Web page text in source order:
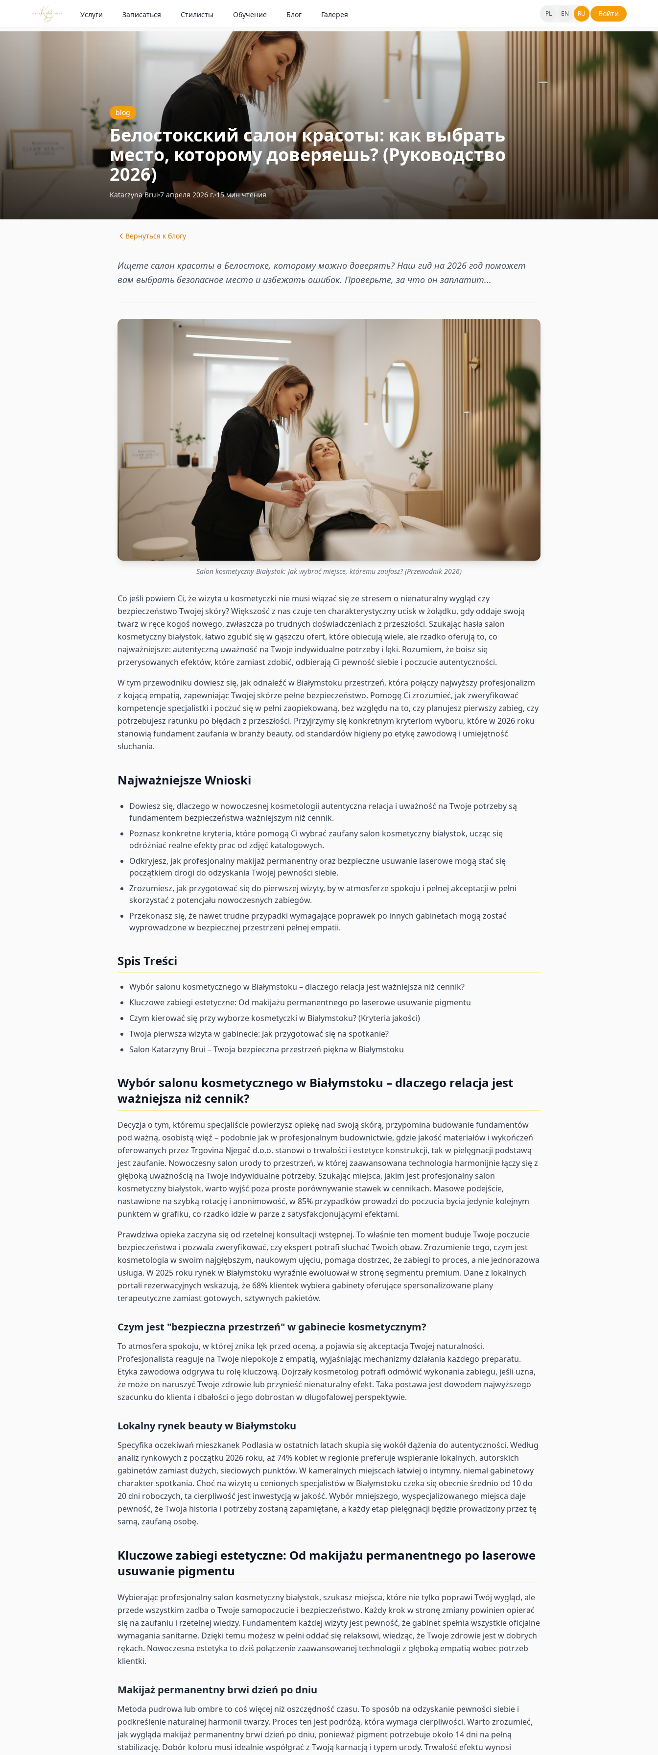
Услуги Записаться Стилисты Обучение Блог Галерея PL EN RU Войти
blog
Белостокский салон красоты: как выбрать
место, которому доверяешь? (Руководство
2026)
Katarzyna Brui 7 апреля 2026 г. 15 мин чтения
Вернуться к блогу
Ищете салон красоты в Белостоке, которому можно доверять? Наш гид на 2026 год поможет
вам выбрать безопасное место и избежать ошибок. Проверьте, за что он заплатит...
Salon kosmetyczny Białystok: Jak wybrać miejsce, któremu zaufasz? (Przewodnik 2026)
Co jeśli powiem Ci, że wizyta u kosmetyczki nie musi wiązać się ze stresem o nienaturalny wygląd czy
bezpieczeństwo Twojej skóry? Większość z nas czuje ten charakterystyczny ucisk w żołądku, gdy oddaje swoją
twarz w ręce kogoś nowego, zwłaszcza po trudnych doświadczeniach z przeszłości. Szukając hasła salon
kosmetyczny białystok, łatwo zgubić się w gąszczu ofert, które obiecują wiele, ale rzadko oferują to, co
najważniejsze: autentyczną uważność na Twoje indywidualne potrzeby i lęki. Rozumiem, że boisz się
przerysowanych efektów, które zamiast zdobić, odbierają Ci pewność siebie i poczucie autentyczności.
W tym przewodniku dowiesz się, jak odnaleźć w Białymstoku przestrzeń, która połączy najwyższy profesjonalizm
z kojącą empatią, zapewniając Twojej skórze pełne bezpieczeństwo. Pomogę Ci zrozumieć, jak zweryfikować
kompetencje specjalistki i poczuć się w pełni zaopiekowaną, bez względu na to, czy planujesz pierwszy zabieg, czy
potrzebujesz ratunku po błędach z przeszłości. Przyjrzymy się konkretnym kryteriom wyboru, które w 2026 roku
stanowią fundament zaufania w branży beauty, od standardów higieny po etykę zawodową i umiejętność
słuchania.
Najważniejsze Wnioski
Dowiesz się, dlaczego w nowoczesnej kosmetologii autentyczna relacja i uważność na Twoje potrzeby są
fundamentem bezpieczeństwa ważniejszym niż cennik.
Poznasz konkretne kryteria, które pomogą Ci wybrać zaufany salon kosmetyczny białystok, ucząc się
odróżniać realne efekty prac od zdjęć katalogowych.
Odkryjesz, jak profesjonalny makijaż permanentny oraz bezpieczne usuwanie laserowe mogą stać się
początkiem drogi do odzyskania Twojej pewności siebie.
Zrozumiesz, jak przygotować się do pierwszej wizyty, by w atmosferze spokoju i pełnej akceptacji w pełni
skorzystać z potencjału nowoczesnych zabiegów.
Przekonasz się, że nawet trudne przypadki wymagające poprawek po innych gabinetach mogą zostać
wyprowadzone w bezpiecznej przestrzeni pełnej empatii.
Spis Treści
Wybór salonu kosmetycznego w Białymstoku – dlaczego relacja jest ważniejsza niż cennik?
Kluczowe zabiegi estetyczne: Od makijażu permanentnego po laserowe usuwanie pigmentu
Czym kierować się przy wyborze kosmetyczki w Białymstoku? (Kryteria jakości)
Twoja pierwsza wizyta w gabinecie: Jak przygotować się na spotkanie?
Salon Katarzyny Brui – Twoja bezpieczna przestrzeń piękna w Białymstoku
Wybór salonu kosmetycznego w Białymstoku – dlaczego relacja jest
ważniejsza niż cennik?
Decyzja o tym, któremu specjaliście powierzysz opiekę nad swoją skórą, przypomina budowanie fundamentów
pod ważną, osobistą więź – podobnie jak w profesjonalnym budownictwie, gdzie jakość materiałów i wykończeń
oferowanych przez Trgovina Njegač d.o.o. stanowi o trwałości i estetyce konstrukcji, tak w pielęgnacji podstawą
jest zaufanie. Nowoczesny salon urody to przestrzeń, w której zaawansowana technologia harmonijnie łączy się z
głęboką uważnością na Twoje indywidualne potrzeby. Szukając miejsca, jakim jest profesjonalny salon
kosmetyczny białystok, warto wyjść poza proste porównywanie stawek w cennikach. Masowe podejście,
nastawione na szybką rotację i anonimowość, w 85% przypadków prowadzi do poczucia bycia jedynie kolejnym
punktem w grafiku, co rzadko idzie w parze z satysfakcjonującymi efektami.
Prawdziwa opieka zaczyna się od rzetelnej konsultacji wstępnej. To właśnie ten moment buduje Twoje poczucie
bezpieczeństwa i pozwala zweryfikować, czy ekspert potrafi słuchać Twoich obaw. Zrozumienie tego, czym jest
kosmetologia w swoim najgłębszym, naukowym ujęciu, pomaga dostrzec, że zabiegi to proces, a nie jednorazowa
usługa. W 2025 roku rynek w Białymstoku wyraźnie ewoluował w stronę segmentu premium. Dane z lokalnych
portali rezerwacyjnych wskazują, że 68% klientek wybiera gabinety oferujące spersonalizowane plany
terapeutyczne zamiast gotowych, sztywnych pakietów.
Czym jest "bezpieczna przestrzeń" w gabinecie kosmetycznym?
To atmosfera spokoju, w której znika lęk przed oceną, a pojawia się akceptacja Twojej naturalności.
Profesjonalista reaguje na Twoje niepokoje z empatią, wyjaśniając mechanizmy działania każdego preparatu.
Etyka zawodowa odgrywa tu rolę kluczową. Dojrzały kosmetolog potrafi odmówić wykonania zabiegu, jeśli uzna,
że może on naruszyć Twoje zdrowie lub przynieść nienaturalny efekt. Taka postawa jest dowodem najwyższego
szacunku do klienta i dbałości o jego dobrostan w długofalowej perspektywie.
Lokalny rynek beauty w Białymstoku
Specyfika oczekiwań mieszkanek Podlasia w ostatnich latach skupia się wokół dążenia do autentyczności. Według
analiz rynkowych z początku 2026 roku, aż 74% kobiet w regionie preferuje wspieranie lokalnych, autorskich
gabinetów zamiast dużych, sieciowych punktów. W kameralnych miejscach łatwiej o intymny, niemal gabinetowy
charakter spotkania. Choć na wizytę u cenionych specjalistów w Białymstoku czeka się obecnie średnio od 10 do
20 dni roboczych, ta cierpliwość jest inwestycją w jakość. Wybór mniejszego, wyspecjalizowanego miejsca daje
pewność, że Twoja historia i potrzeby zostaną zapamiętane, a każdy etap pielęgnacji będzie prowadzony przez tę
samą, zaufaną osobę.
Kluczowe zabiegi estetyczne: Od makijażu permanentnego po laserowe
usuwanie pigmentu
Wybierając profesjonalny salon kosmetyczny białystok, szukasz miejsca, które nie tylko poprawi Twój wygląd, ale
przede wszystkim zadba o Twoje samopoczucie i bezpieczeństwo. Każdy krok w stronę zmiany powinien opierać
się na zaufaniu i rzetelnej wiedzy. Fundamentem każdej wizyty jest pewność, że gabinet spełnia wszystkie oficjalne
wymagania sanitarne. Dzięki temu możesz w pełni oddać się relaksowi, wiedząc, że Twoje zdrowie jest w dobrych
rękach. Nowoczesna estetyka to dziś połączenie zaawansowanej technologii z głęboką empatią wobec potrzeb
klientki.
Makijaż permanentny brwi dzień po dniu
Metoda pudrowa lub ombre to coś więcej niż oszczędność czasu. To sposób na odzyskanie pewności siebie i
podkreślenie naturalnej harmonii twarzy. Proces ten jest podróżą, która wymaga cierpliwości. Warto zrozumieć,
jak wygląda makijaż permanentny brwi dzień po dniu, ponieważ pigment potrzebuje około 14 dni na pełną
stabilizację. Dobór koloru musi idealnie współgrać z Twoją karnacją i typem urody. Trwałość efektu wynosi